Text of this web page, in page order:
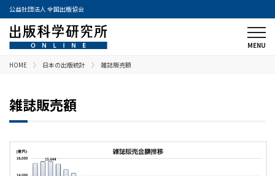
公益社団法人 全国出版協会
HOME 日本の出版統計 雑誌販売額
雑誌販売額